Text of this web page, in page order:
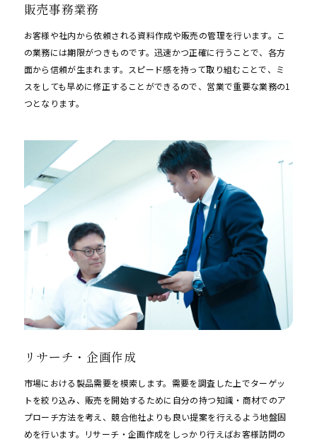
販売事務業務
お客様や社内から依頼される資料作成や販売の管理を行います。こ
の業務には期限がつきものです。迅速かつ正確に行うことで、各方
面から信頼が生まれます。スピード感を持って取り組むことで、ミ
スをしても早めに修正することができるので、営業で重要な業務の1
つとなります。
リサーチ・企画作成
市場における製品需要を模索します。需要を調査した上でターゲッ
トを絞り込み、販売を開始するために自分の持つ知識・商材でのア
プローチ方法を考え、競合他社よりも良い提案を行えるよう地盤固
めを行います。リサーチ・企画作成をしっかり行えばお客様訪問の